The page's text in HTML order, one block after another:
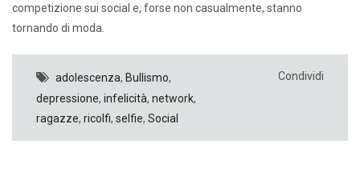
competizione sui social e, forse non casualmente, stanno
tornando di moda.
adolescenza, Bullismo,
depressione, infelicità, network,
ragazze, ricolfi, selfie, Social
Condividi